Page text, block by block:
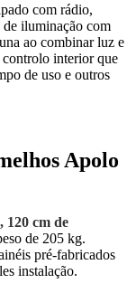
com rádio,
iluminação com
ao combinar luz e
controlo interior que
de uso e outros
Apolo
120 cm de
de 205 kg.
pré-fabricados
instalação.